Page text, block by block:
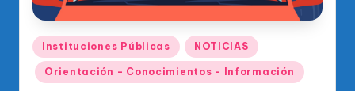
Publicado
en
Instituciones Públicas NOTICIAS
Orientación - Conocimientos - Información